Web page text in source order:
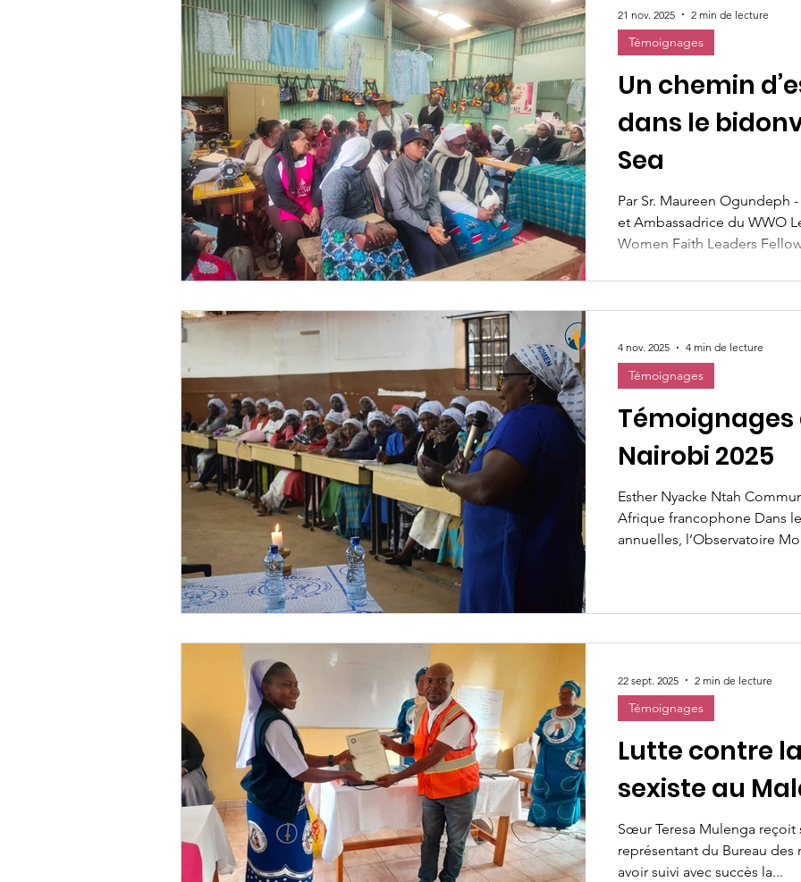
Un chemin
dans le
Sea
Par Sr. Maureen Ogundeph
et Ambassadrice du WWO
Women Faith Leaders
(WUP) dans le bidonville de
petite zone informelle très
communautaire
à Deep Sea, les femmes
Témoignages
21 nov. 2025 2 min de lecture
Témoignages
Nairobi 2025
Esther Nyacke Ntah
Afrique francophone Dans le cadre de ses activités
annuelles, l’Observatoire
discrimination envers les
de l’OMF ont
Témoignages
4 nov. 2025 4 min de lecture
Lutte contre
sexiste au
Sœur Teresa Mulenga
représentant du Bureau des
avoir suivi avec succès la...
Témoignages
22 sept. 2025 2 min de lecture